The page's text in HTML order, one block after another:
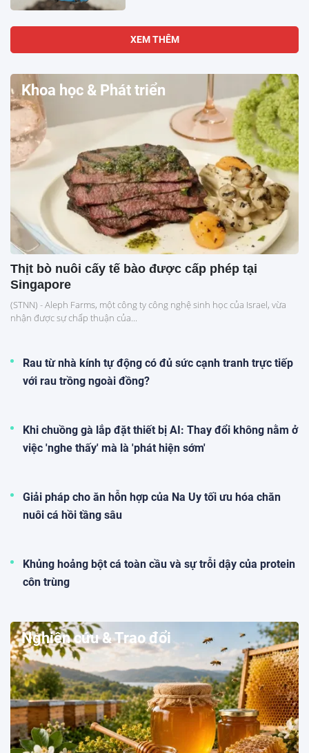
XEM THÊM
Khoa học & Phát triển
Thịt bò nuôi cấy tế bào được cấp phép tại
Singapore
(STNN) - Aleph Farms, một công ty công nghệ sinh học của Israel, vừa
nhận được sự chấp thuận của...
Rau từ nhà kính tự động có đủ sức cạnh tranh trực tiếp
với rau trồng ngoài đồng?
Khi chuồng gà lắp đặt thiết bị AI: Thay đổi không nằm ở
việc 'nghe thấy' mà là 'phát hiện sớm'
Giải pháp cho ăn hỗn hợp của Na Uy tối ưu hóa chăn
nuôi cá hồi tầng sâu
Khủng hoảng bột cá toàn cầu và sự trỗi dậy của protein
côn trùng
Nghiên cứu & Trao đổi